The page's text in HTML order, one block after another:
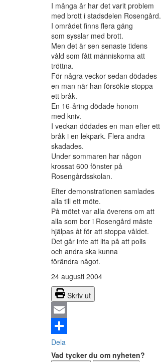
I många år har det varit problem
med brott i stadsdelen Rosengård.
I området finns flera gäng
som sysslar med brott.
Men det är sen senaste tidens
våld som fått människorna att
tröttna.
För några veckor sedan dödades
en man när han försökte stoppa
ett bråk.
En 16-åring dödade honom
med kniv.
I veckan dödades en man efter ett
bråk i en lekpark. Flera andra
skadades.
Under sommaren har någon
krossat 600 fönster på
Rosengårdsskolan.
Efter demonstrationen samlades
alla till ett möte.
På mötet var alla överens om att
alla som bor i Rosengård måste
hjälpas åt för att stoppa våldet.
Det går inte att lita på att polis
och andra ska kunna
förändra något.
24 augusti 2004
Skriv ut
Email
Dela
Vad tycker du om nyheten?